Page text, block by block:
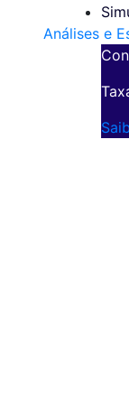
Análises e